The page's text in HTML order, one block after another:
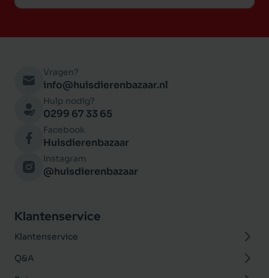
Vragen?
info@huisdierenbazaar.nl
Hulp nodig?
0299 67 33 65
Facebook
Huisdierenbazaar
Instagram
@huisdierenbazaar
Klantenservice
Klantenservice
Q&A